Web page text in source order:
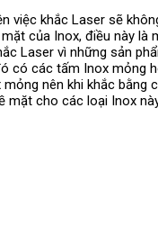
việc khắc Laser sẽ
của Inox, điều này là
Laser vì những sản
có các tấm Inox mỏng
nên khi khắc bằng
mặt cho các loại Inox